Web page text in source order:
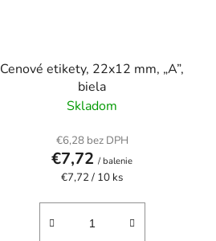
Cenové etikety, 22x12 mm, „A”,
biela
Skladom
€6,28 bez DPH
€7,72/ balenie
Jednotková
€7,72 / 10 ks